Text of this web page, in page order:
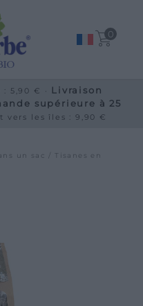
0
5,90 € · Livraison
supérieure à 25
vers les îles : 9,90 €
un sac
/ Tisanes en